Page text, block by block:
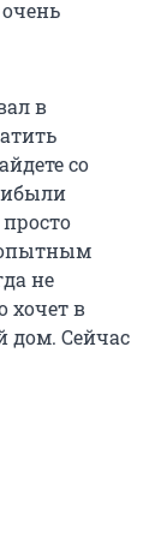
в
со
опытным
не
хочет в
дом. Сейчас